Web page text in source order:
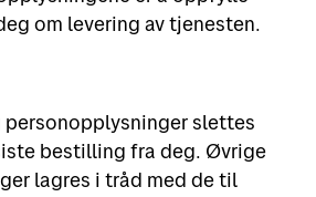
om levering av tjenesten.
slettes
bestilling fra deg. Øvrige
lagres i tråd med de til